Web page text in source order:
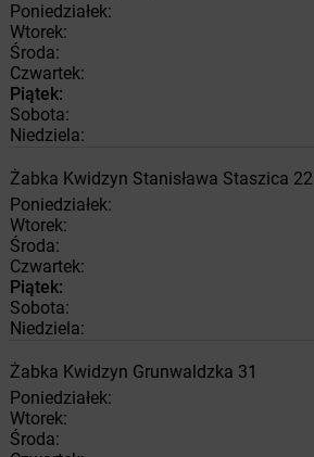
Poniedziałek:
Wtorek:
Środa:
Czwartek:
Piątek:
Sobota:
Niedziela:
Żabka Kwidzyn Stanisława Staszica 22
Poniedziałek:
Wtorek:
Środa:
Czwartek:
Piątek:
Sobota:
Niedziela:
Żabka Kwidzyn Grunwaldzka 31
Poniedziałek:
Wtorek:
Środa: